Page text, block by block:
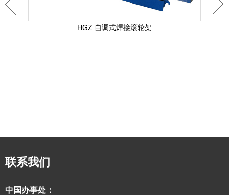
HGZ 自调式焊接滚轮架
联系我们
中国办事处：